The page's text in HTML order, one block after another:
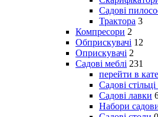
Садові
Трактора 3
Компресори 2
Обприскувачі 12
Оприскувачі 2
Садові меблі 231
перейти в
Садові стільці
Садові лавки
Набори